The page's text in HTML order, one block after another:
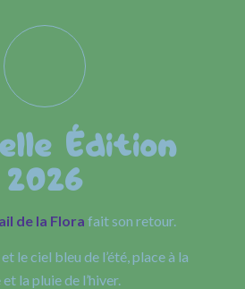
Édition
2026
de la Flora fait son retour.
le ciel bleu de l’été, place à la
la pluie de l’hiver.